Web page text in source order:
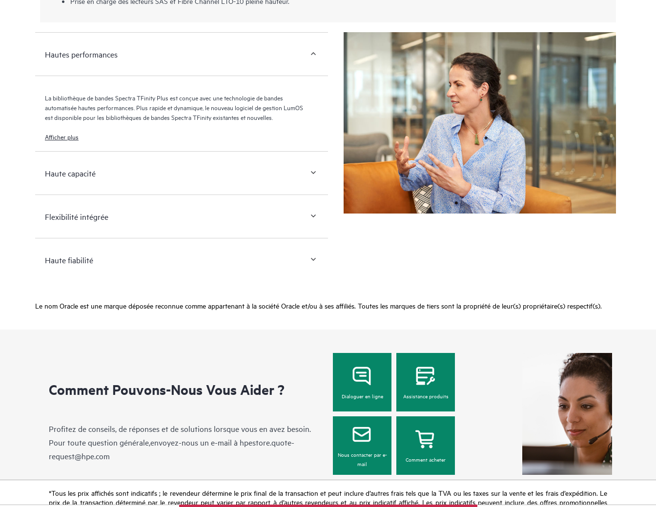
Hautes performances
La bibliothèque de bandes Spectra TFinity Plus est conçue avec une technologie de bandes
automatisée hautes performances. Plus rapide et dynamique, le nouveau logiciel de gestion LumOS
est disponible pour les bibliothèques de bandes Spectra TFinity existantes et nouvelles.
Afficher plus
Haute capacité
Flexibilité intégrée
Haute fiabilité
Le nom Oracle est une marque déposée reconnue comme appartenant à la société Oracle et/ou à ses affiliés. Toutes les marques de tiers sont la propriété de leur(s) propriétaire(s) respectif(s).
Comment Pouvons-Nous Vous Aider ?
Profitez de conseils, de réponses et de solutions lorsque vous en avez besoin.
Pour toute question générale,envoyez-nous un e-mail à hpestore.quote-
request@hpe.com
Dialoguer en ligne Assistance produits
Nous contacter par e-
mail
Comment acheter
*Tous les prix affichés sont indicatifs ; le revendeur détermine le prix final de la transaction et peut inclure d’autres frais tels que la TVA ou les taxes sur la vente et les frais d’expédition. Le
prix de la transaction déterminé par le revendeur peut varier par rapport à d’autres revendeurs et au prix indicatif affiché. Les prix indicatifs peuvent inclure des offres promotionnelles